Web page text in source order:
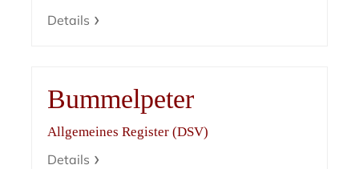
Details
Bummelpeter
Allgemeines Register (DSV)
Details